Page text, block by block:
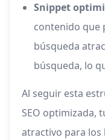
Snippet
contenido que
búsqueda
búsqueda, lo
Al seguir esta
SEO optimizada,
atractivo para los